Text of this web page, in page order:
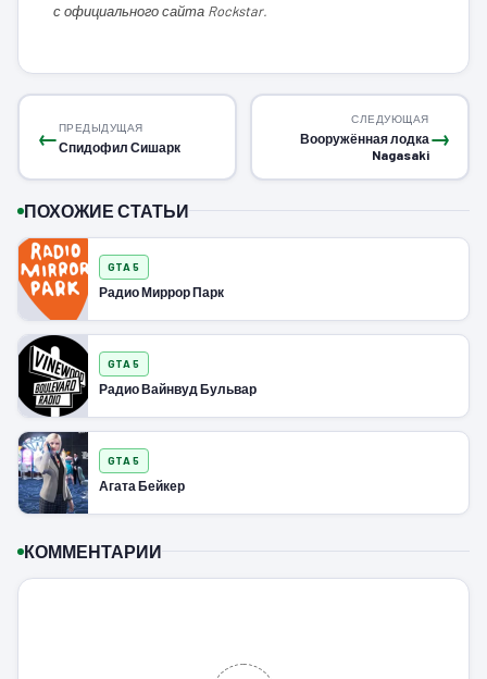
с официального сайта Rockstar.
←ПРЕДЫДУЩАЯ
Спидофил Сишарк →
СЛЕДУЮЩАЯ
Вооружённая лодка
Nagasaki
ПОХОЖИЕ СТАТЬИ
GTA 5
Радио Миррор Парк
GTA 5
Радио Вайнвуд Бульвар
GTA 5
Агата Бейкер
КОММЕНТАРИИ